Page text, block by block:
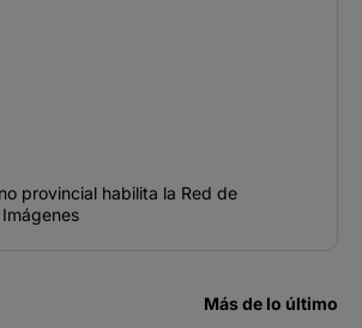
provincial habilita la Red de
Más de lo último